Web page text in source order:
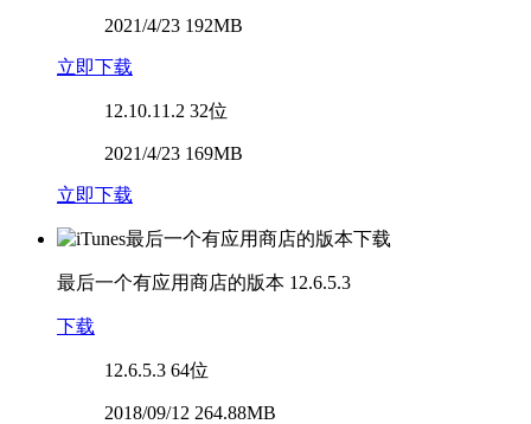
2021/4/23 192MB
立即下载
12.10.11.2 32位
2021/4/23 169MB
立即下载
最后一个有应用商店的版本 12.6.5.3
下载
12.6.5.3 64位
2018/09/12 264.88MB